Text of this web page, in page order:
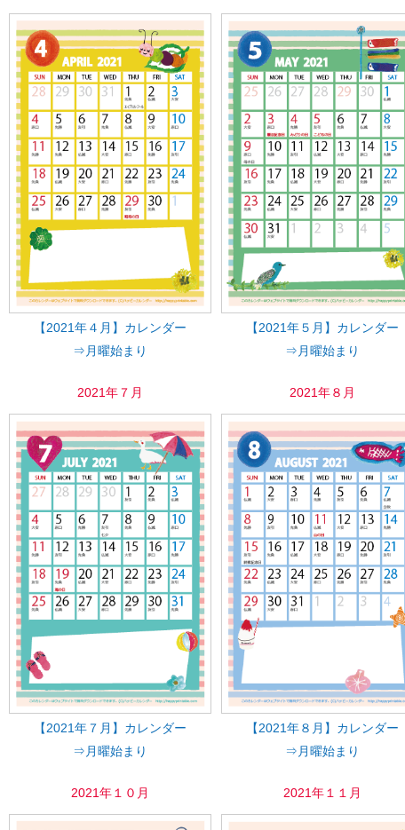
【2021年４月】カレンダー
⇒月曜始まり
【2021年５月】カレンダー
⇒月曜始まり
2021年７月
【2021年７月】カレンダー
⇒月曜始まり
2021年８月
【2021年８月】カレンダー
⇒月曜始まり
2021年１０月 2021年１１月